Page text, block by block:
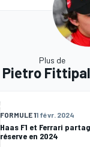
Plus de
Pietro
FORMULE 11 févr. 2024
Haas F1 et Ferrari
réserve en 2024